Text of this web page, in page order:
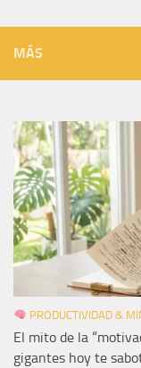
MÁS
PRODUCTIVIDAD &
El mito de la
gigantes hoy te